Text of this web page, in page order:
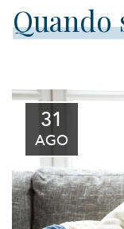
Quando
31
AGO